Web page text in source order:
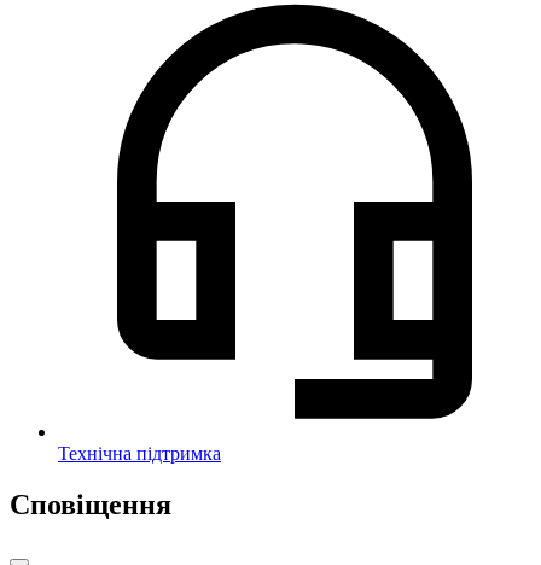
Технічна підтримка
Сповіщення